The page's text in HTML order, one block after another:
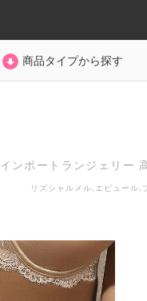
商品タイプから探す
インポートランジェリー
リズシャルメル,エピュール,